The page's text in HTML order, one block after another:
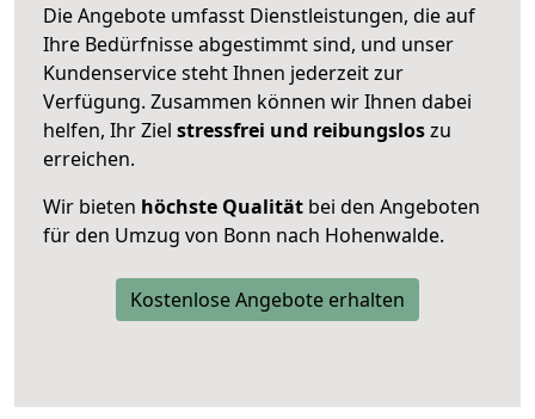
Die Angebote umfasst Dienstleistungen, die auf
Ihre Bedürfnisse abgestimmt sind, und unser
Kundenservice steht Ihnen jederzeit zur
Verfügung. Zusammen können wir Ihnen dabei
helfen, Ihr Ziel stressfrei und reibungsloszu
erreichen.
Wir bieten höchste Qualität bei den Angeboten
für den Umzug von Bonn nach Hohenwalde.
Kostenlose Angebote erhalten